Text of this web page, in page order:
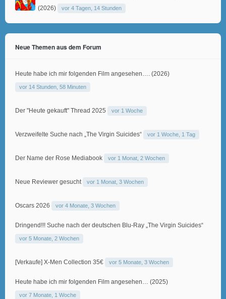
(2026)
vor 4 Tagen, 14 Stunden
Neue Themen aus dem Forum
Heute habe ich mir folgenden Film angesehen…. (2026)
vor 14 Stunden, 58 Minuten
Der "Heute gekauft" Thread 2025 vor 1 Woche
Verzweifelte Suche nach „The Virgin Suicides“ vor 1 Woche, 1 Tag
Der Name der Rose Mediabook vor 1 Monat, 2 Wochen
Neue Reviewer gesucht vor 1 Monat, 3 Wochen
Oscars 2026 vor 4 Monate, 3 Wochen
Dringend!!! Suche nach der deutschen Blu-Ray „The Virgin Suicides“
vor 5 Monate, 2 Wochen
[Verkaufe] X-Men Collection 35€ vor 5 Monate, 3 Wochen
Heute habe ich mir folgenden Film angesehen… (2025)
vor 7 Monate, 1 Woche